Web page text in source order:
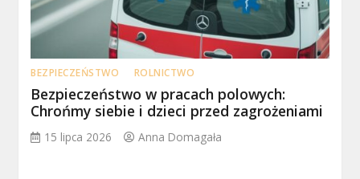
BEZPIECZEŃSTWO ROLNICTWO
Bezpieczeństwo w pracach polowych:
Chrońmy siebie i dzieci przed zagrożeniami
15 lipca 2026 Anna Domagała